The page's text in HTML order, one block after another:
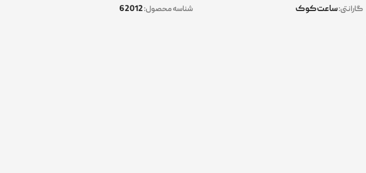
گارانتی:ساعت کوک شناسه محصول: